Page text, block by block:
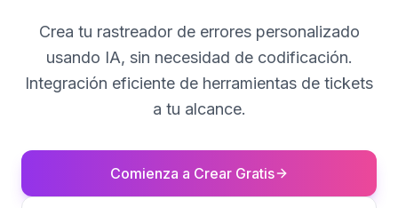
Crea tu rastreador de errores personalizado
usando IA, sin necesidad de codificación.
Integración eficiente de herramientas de tickets
a tu alcance.
Comienza a Crear Gratis